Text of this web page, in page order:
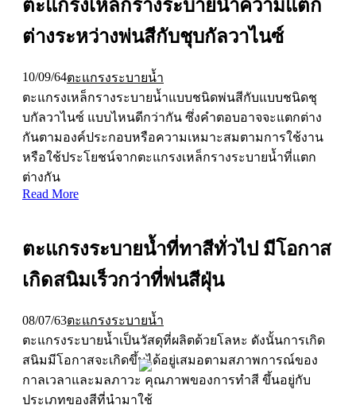
ตะแกรงเหล็กรางระบายน้ำความแตก
ต่างระหว่างพ่นสีกับชุบกัลวาไนซ์
10/09/64ตะแกรงระบายน้ำ
ตะแกรงเหล็กรางระบายน้ำแบบชนิดพ่นสีกับแบบชนิดชุ
บกัลวาไนซ์ แบบไหนดีกว่ากัน ซึ่งคำตอบอาจจะแตกต่าง
กันตามองค์ประกอบหรือความเหมาะสมตามการใช้งาน
หรือใช้ประโยชน์จากตะแกรงเหล็กรางระบายน้ำที่แตก
ต่างกัน
Read More
ตะแกรงระบายน้ำที่ทาสีทั่วไป มีโอกาส
เกิดสนิมเร็วกว่าที่พ่นสีฝุ่น
08/07/63ตะแกรงระบายน้ำ
ตะแกรงระบายน้ำเป็นวัสดุที่ผลิตด้วยโลหะ ดังนั้นการเกิด
สนิมมีโอกาสจะเกิดขึ้นได้อยู่เสมอตามสภาพการณ์ของ
กาลเวลาและมลภาวะ คุณภาพของการทำสี ขึ้นอยู่กับ
ประเภทของสีที่นำมาใช้